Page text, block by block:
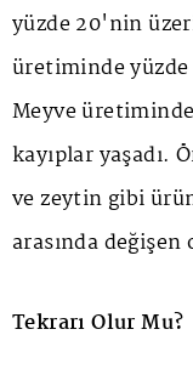
yüzde 20'nin
üretiminde yüzde
Meyve
kayıplar yaşadı.
ve zeytin gibi
arasında
Tekrarı Olur Mu?